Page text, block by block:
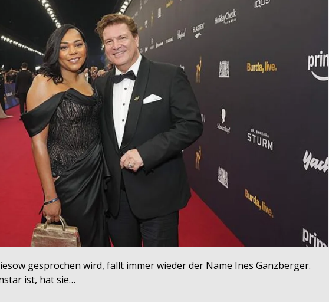
gesprochen wird, fällt immer wieder der Name Ines Ganzberger.
ist, hat sie…